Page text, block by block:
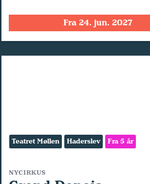
Fra 24. jun. 2027
Teatret Møllen Haderslev Fra 5 år
NYCIRKUS